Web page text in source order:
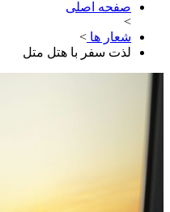
صفحه اصلی
>
شعار ها >
لذت سفر با هتل متل